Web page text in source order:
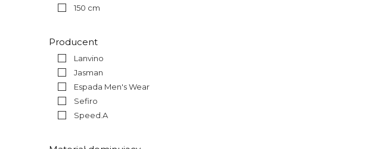
150 cm
Producent
Lanvino
Jasman
Espada Men's Wear
Sefiro
Speed.A